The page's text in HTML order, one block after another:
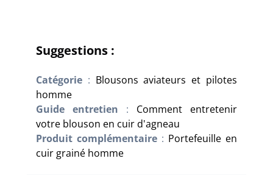
Suggestions :
Catégorie : Blousons aviateurs et pilotes
homme
Guide entretien : Comment entretenir
votre blouson en cuir d'agneau
Produit complémentaire : Portefeuille en
cuir grainé homme